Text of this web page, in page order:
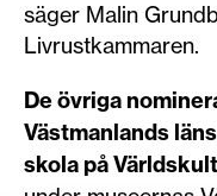
säger Malin
Livrustkammaren.
De övriga
Västmanlands
skola på